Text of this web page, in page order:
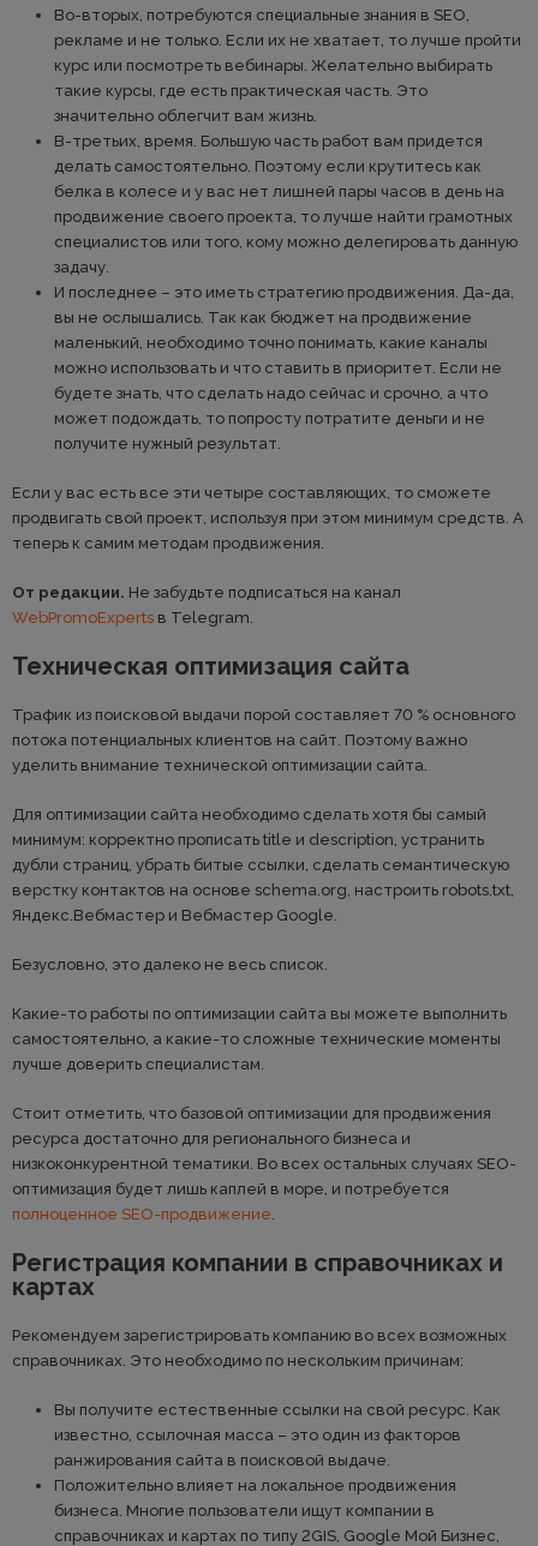
Во-вторых, потребуются специальные знания в SEO,
рекламе и не только. Если их не хватает, то лучше пройти
курс или посмотреть вебинары. Желательно выбирать
такие курсы, где есть практическая часть. Это
значительно облегчит вам жизнь.
В-третьих, время. Большую часть работ вам придется
делать самостоятельно. Поэтому если крутитесь как
белка в колесе и у вас нет лишней пары часов в день на
продвижение своего проекта, то лучше найти грамотных
специалистов или того, кому можно делегировать данную
задачу.
И последнее – это иметь стратегию продвижения. Да-да,
вы не ослышались. Так как бюджет на продвижение
маленький, необходимо точно понимать, какие каналы
можно использовать и что ставить в приоритет. Если не
будете знать, что сделать надо сейчас и срочно, а что
может подождать, то попросту потратите деньги и не
получите нужный результат.
Если у вас есть все эти четыре составляющих, то сможете
продвигать свой проект, используя при этом минимум средств. А
теперь к самим методам продвижения.
От редакции. Не забудьте подписаться на канал
WebPromoExperts в Telegram.
Техническая оптимизация сайта
Трафик из поисковой выдачи порой составляет 70 % основного
потока потенциальных клиентов на сайт. Поэтому важно
уделить внимание технической оптимизации сайта.
Для оптимизации сайта необходимо сделать хотя бы самый
минимум: корректно прописать title и description, устранить
дубли страниц, убрать битые ссылки, сделать семантическую
верстку контактов на основе schema.org, настроить robots.txt,
Яндекс.Вебмастер и Вебмастер Google.
Безусловно, это далеко не весь список.
Какие-то работы по оптимизации сайта вы можете выполнить
самостоятельно, а какие-то сложные технические моменты
лучше доверить специалистам.
Стоит отметить, что базовой оптимизации для продвижения
ресурса достаточно для регионального бизнеса и
низкоконкурентной тематики. Во всех остальных случаях SEO-
оптимизация будет лишь каплей в море, и потребуется
полноценное SEO-продвижение.
Регистрация компании в справочниках и
картах
Рекомендуем зарегистрировать компанию во всех возможных
справочниках. Это необходимо по нескольким причинам:
Вы получите естественные ссылки на свой ресурс. Как
известно, ссылочная масса – это один из факторов
ранжирования сайта в поисковой выдаче.
Положительно влияет на локальное продвижения
бизнеса. Многие пользователи ищут компании в
справочниках и картах по типу 2GIS, Google Мой Бизнес,